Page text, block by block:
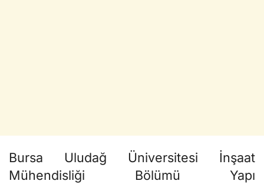
Bursa Uludağ Üniversitesi İnşaat
Mühendisliği Bölümü Yapı